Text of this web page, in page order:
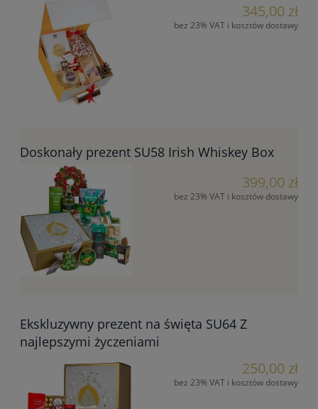
345,00 zł
bez 23% VAT i kosztów dostawy
Doskonały prezent SU58 Irish Whiskey Box
399,00 zł
bez 23% VAT i kosztów dostawy
Ekskluzywny prezent na święta SU64 Z
najlepszymi życzeniami
250,00 zł
bez 23% VAT i kosztów dostawy